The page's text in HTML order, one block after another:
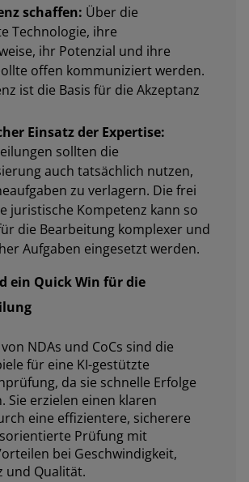
schaffen: Über die
Technologie, ihre
ihr Potenzial und ihre
offen kommuniziert werden.
ist die Basis für die Akzeptanz
Einsatz der Expertise:
sollten die
auch tatsächlich nutzen,
zu verlagern. Die frei
juristische Kompetenz kann so
die Bearbeitung komplexer und
Aufgaben eingesetzt werden.
ein Quick Win für die
NDAs und CoCs sind die
für eine KI-gestützte
da sie schnelle Erfolge
Sie erzielen einen klaren
eine effizientere, sicherere
Prüfung mit
bei Geschwindigkeit,
und Qualität.